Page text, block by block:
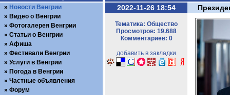
2022-11-26 18:54
Тематика: Общество
Просмотров: 19.688
Комментариев: 0
добавить в закладки
Новости Венгрии
Видео о Венгрии
Фотогалерея Венгрии
Статьи о Венгрии
Афиша
Фестивали Венгрии
Услуги в Венгрии
Погода в Венгрии
Частные объявления
Форум